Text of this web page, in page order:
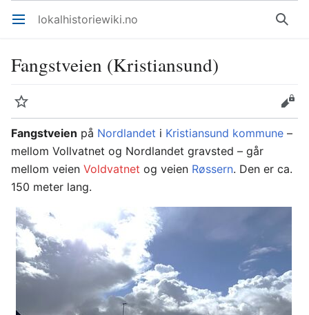
Åpne hovedmenyen lokalhistoriewiki.no Søk
Fangstveien (Kristiansund)
Overvåk
Rediger
Fangstveien på Nordlandet i Kristiansund kommune –
mellom Vollvatnet og Nordlandet gravsted – går
mellom veien Voldvatnet og veien Røssern. Den er ca.
150 meter lang.